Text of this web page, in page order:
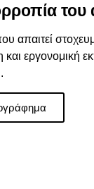
του
απαιτεί
εργονομική
.